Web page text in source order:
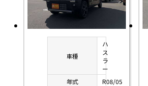
車種
ハ
ス
ラ
ー
年式
R08/05